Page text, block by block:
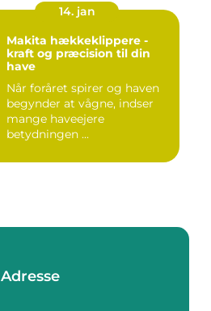
14. jan
Makita hækkeklippere -
kraft og præcision til din
have
Når foråret spirer og haven
begynder at vågne, indser
mange haveejere
betydningen ...
Adresse